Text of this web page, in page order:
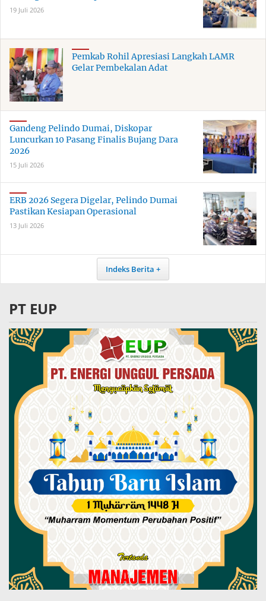
19 Juli 2026
Pemkab Rohil Apresiasi Langkah LAMR
Gelar Pembekalan Adat
Gandeng Pelindo Dumai, Diskopar
Luncurkan 10 Pasang Finalis Bujang Dara
2026
15 Juli 2026
ERB 2026 Segera Digelar, Pelindo Dumai
Pastikan Kesiapan Operasional
13 Juli 2026
Indeks Berita
PT EUP